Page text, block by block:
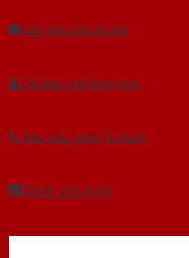
Gửi yêu cầu tư vấn
Tải báo giá tổng hợp
Yêu cầu gọi lại (3 phút)
Dành cho đại lý